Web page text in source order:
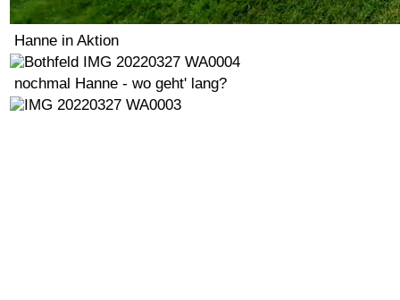
Hanne in Aktion
nochmal Hanne - wo geht' lang?